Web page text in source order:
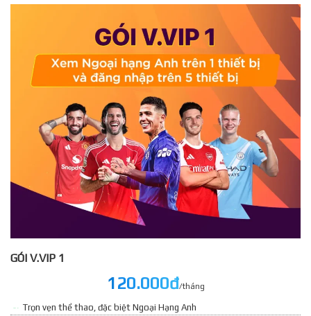
GÓI V.VIP 1
120.000đ/tháng
Trọn vẹn thể thao, đặc biệt Ngoại Hạng Anh